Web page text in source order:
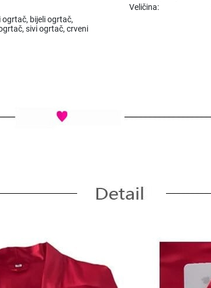
Veličina:
bijeli ogrtač,
sivi ogrtač, crveni